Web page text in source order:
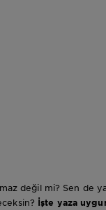
değil mi? Sen de
İşte yaza